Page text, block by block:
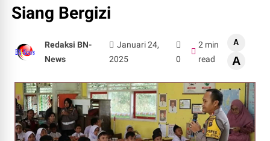
Siang Bergizi
Redaksi BN-
News
Januari 24,
2025
0
2 min
read
A
A